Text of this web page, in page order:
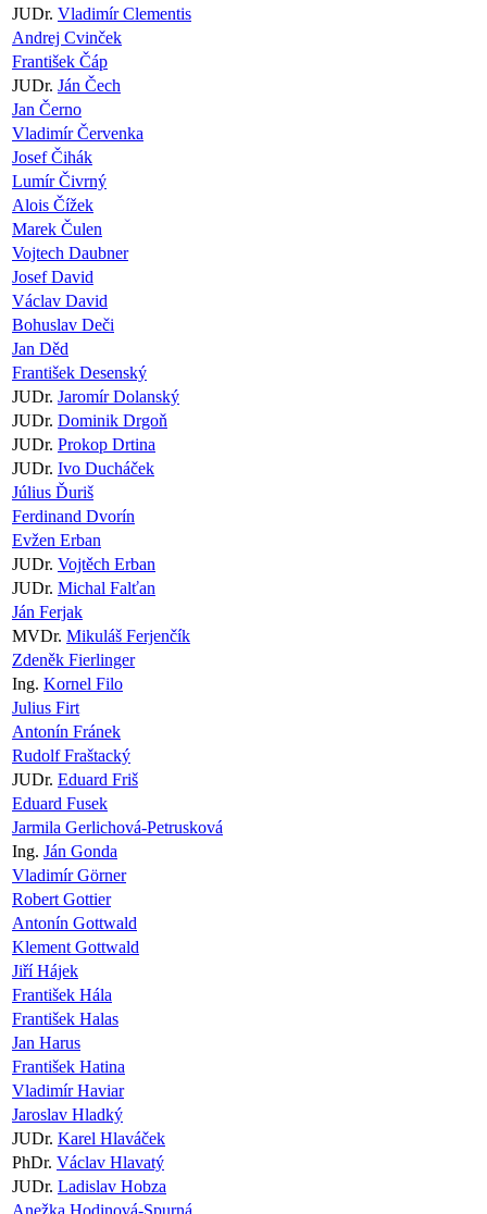
JUDr. Vladimír Clementis
Andrej Cvinček
František Čáp
JUDr. Ján Čech
Jan Černo
Vladimír Červenka
Josef Čihák
Lumír Čivrný
Alois Čížek
Marek Čulen
Vojtech Daubner
Josef David
Václav David
Bohuslav Deči
Jan Děd
František Desenský
JUDr. Jaromír Dolanský
JUDr. Dominik Drgoň
JUDr. Prokop Drtina
JUDr. Ivo Ducháček
Július Ďuriš
Ferdinand Dvorín
Evžen Erban
JUDr. Vojtěch Erban
JUDr. Michal Falťan
Ján Ferjak
MVDr. Mikuláš Ferjenčík
Zdeněk Fierlinger
Ing. Kornel Filo
Julius Firt
Antonín Fránek
Rudolf Fraštacký
JUDr. Eduard Friš
Eduard Fusek
Jarmila Gerlichová-Petrusková
Ing. Ján Gonda
Vladimír Görner
Robert Gottier
Antonín Gottwald
Klement Gottwald
Jiří Hájek
František Hála
František Halas
Jan Harus
František Hatina
Vladimír Haviar
Jaroslav Hladký
JUDr. Karel Hlaváček
PhDr. Václav Hlavatý
JUDr. Ladislav Hobza
Anežka Hodinová-Spurná